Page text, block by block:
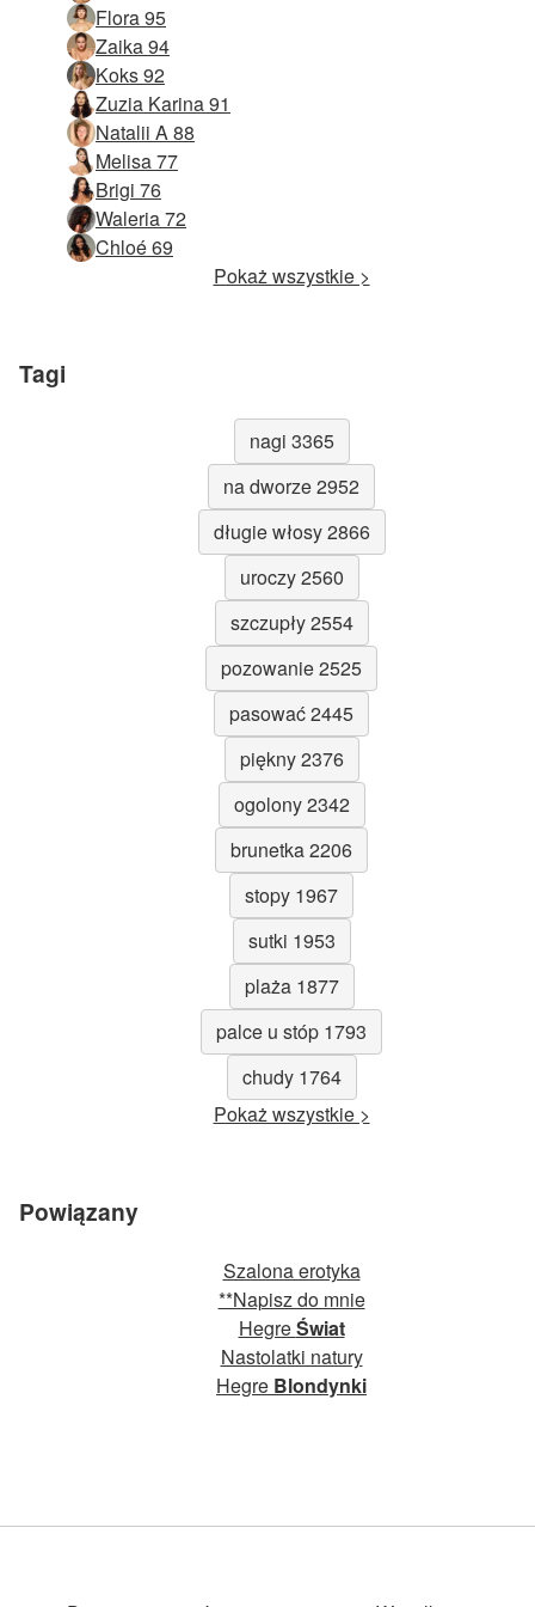
Flora 95
Zaika 94
Koks 92
Zuzia Karina 91
Natalii A 88
Melisa 77
Brigi 76
Waleria 72
Chloé 69
Pokaż wszystkie >
Tagi
nagi 3365
na dworze 2952
długie włosy 2866
uroczy 2560
szczupły 2554
pozowanie 2525
pasować 2445
piękny 2376
ogolony 2342
brunetka 2206
stopy 1967
sutki 1953
plaża 1877
palce u stóp 1793
chudy 1764
Pokaż wszystkie >
Powiązany
Szalona erotyka
**Napisz do mnie
HegreŚwiat
Nastolatki natury
Hegre Blondynki